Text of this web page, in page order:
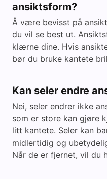
ansiktsform?
Å være bevisst på
du vil se best ut.
klærne dine. Hvis
bør du bruke kantete
Kan seler endre
Nei, seler endrer ikke
som er store kan gjøre
litt kantete. Seler kan
midlertidig og
Når de er fjernet, vil du